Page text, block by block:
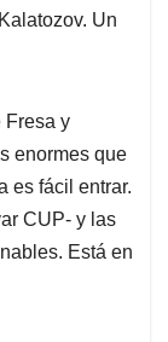
Un
Fresa y
enormes que
es fácil entrar.
CUP- y las
Está en